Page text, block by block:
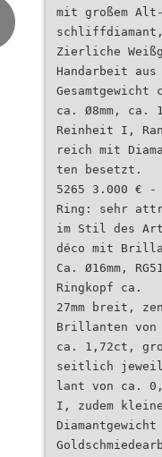
mit großem Alt-
Zierliche
Handarbeit
ca. Ø8mm, ca.
Reinheit I,
reich mit
ten besetzt.
5265 3.000 € -
Ring: sehr
im Stil des Art
déco mit
Ca. Ø16mm,
Ringkopf ca.
27mm breit,
Brillanten von
ca. 1,72ct,
seitlich
lant von ca.
I, zudem